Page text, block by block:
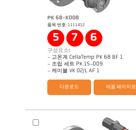
기술 보고서 Optical temperature
measurement in combustion plants
PK 68-K008
품목 번호: 1111412
5 7 6
구성요소:
- 고온계 CellaTemp PK 68 BF 1
- 조립 세트 PK 15-009
- 케이블 VK 02/L AF 1
제품 카다로그 CellaTemp PK PKF PKL
다운로드 제품 페이지로